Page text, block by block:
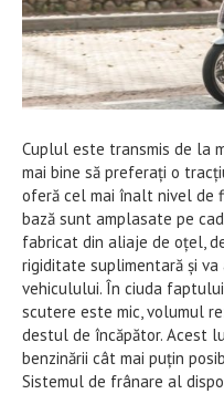
Cuplul este transmis de la
mai bine să preferați o
oferă cel mai înalt nivel de
bază sunt amplasate pe
fabricat din aliaje de oțel,
rigiditate suplimentară și
vehiculului. În ciuda
scutere este mic, volumul
destul de încăpător. Acest
benzinării cât mai puțin
Sistemul de frânare al